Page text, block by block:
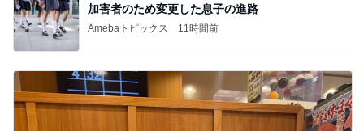
加害者のため変更した息子の進路
Amebaトピックス 11時間前